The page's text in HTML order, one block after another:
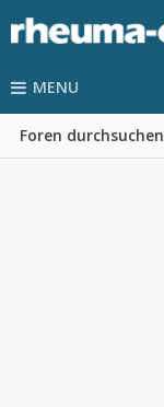
MENU
Foren durchsuchen